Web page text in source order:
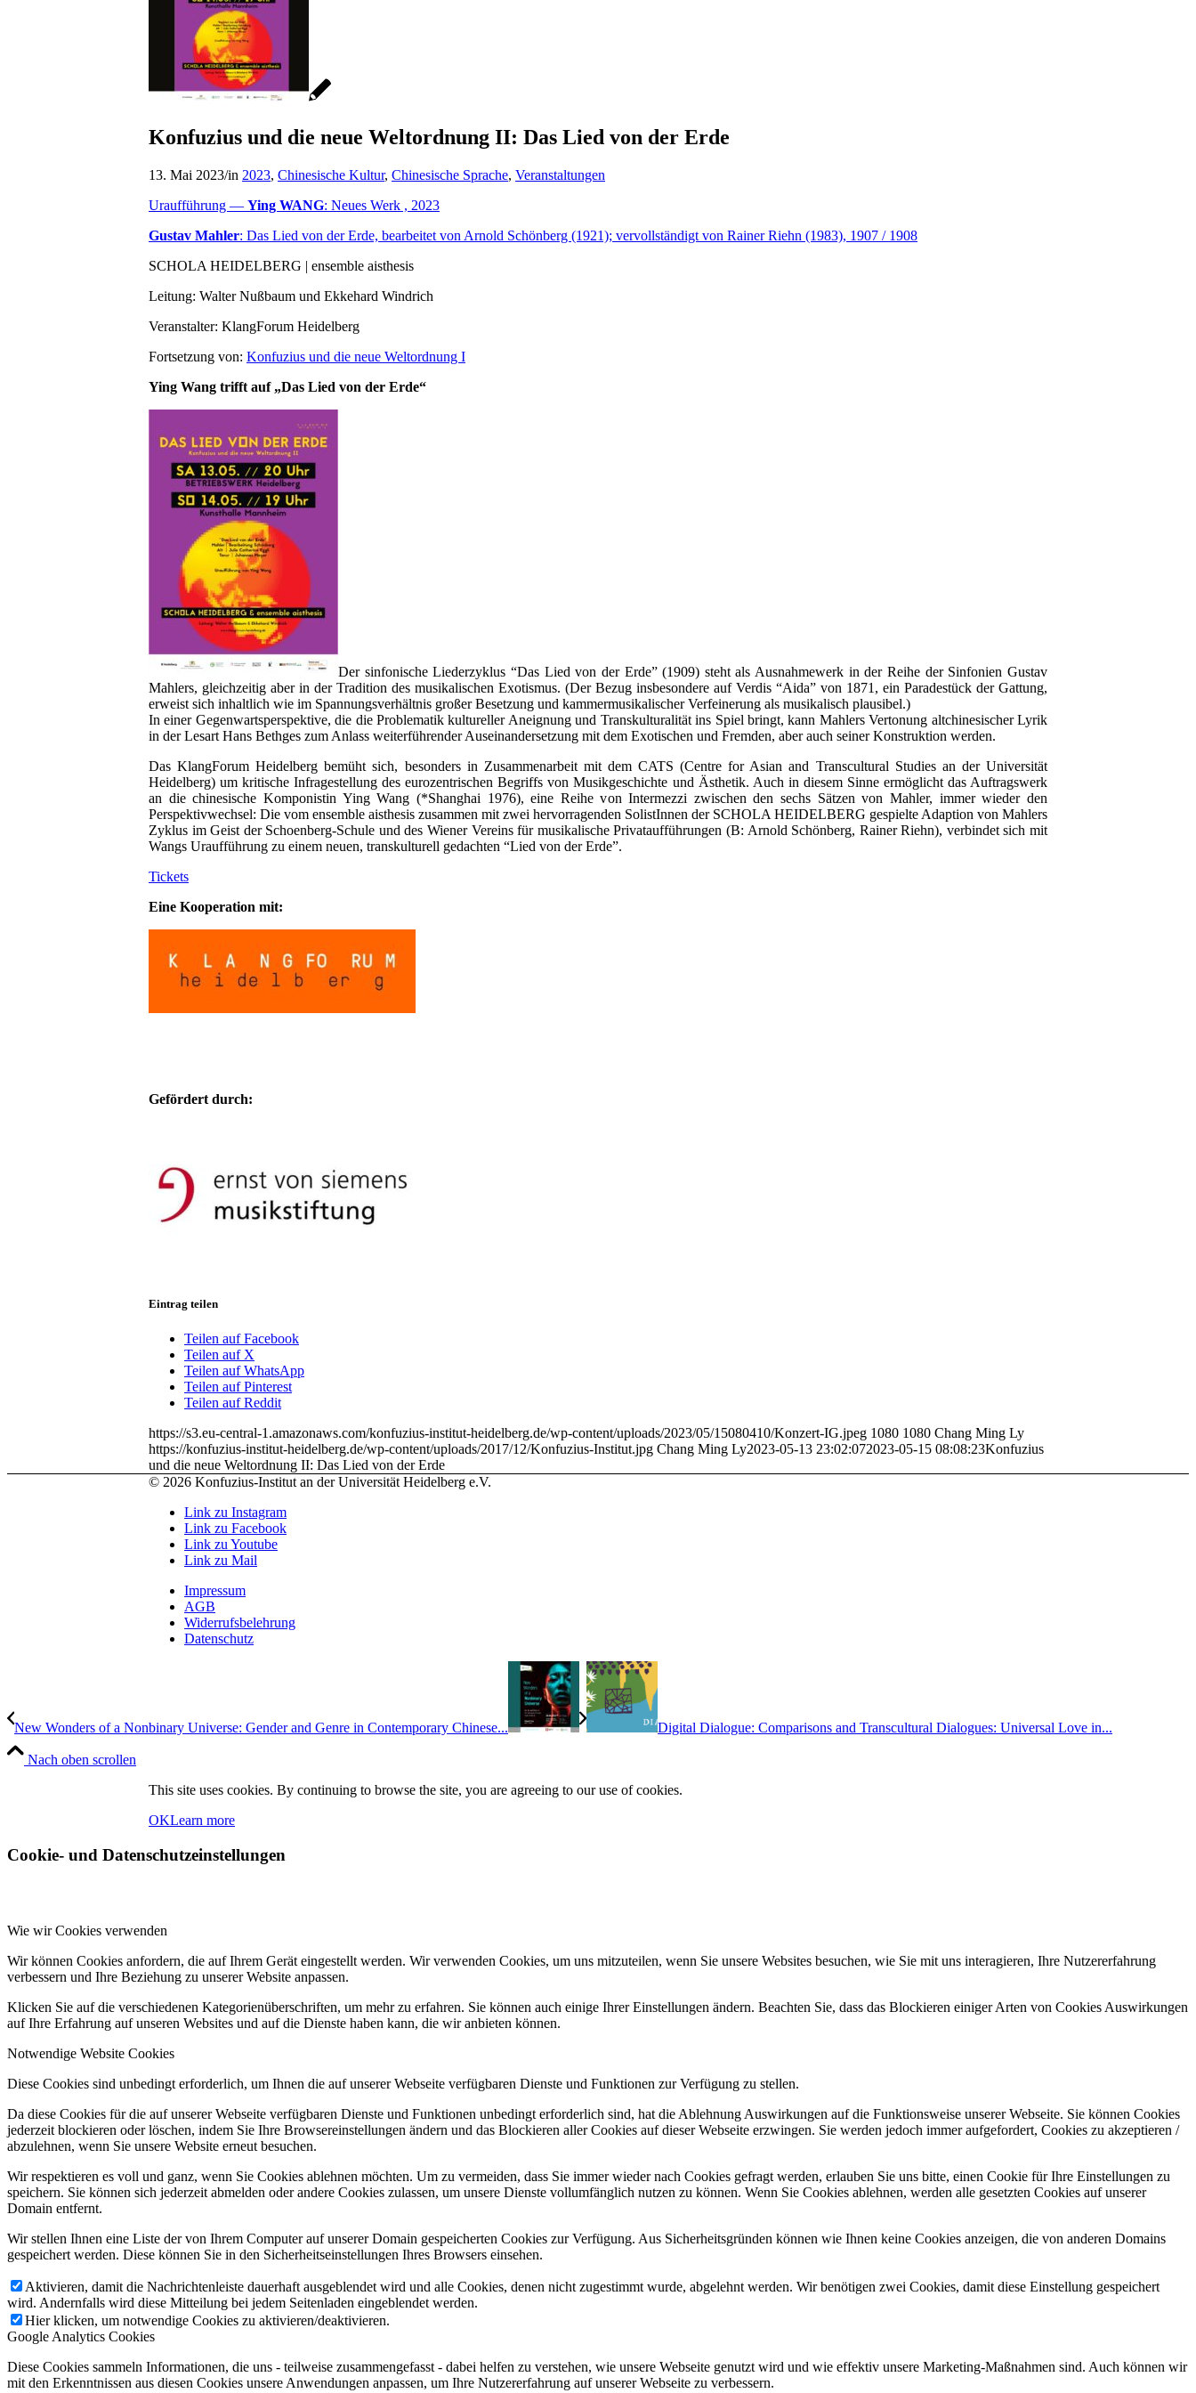
Konfuzius und die neue Weltordnung II: Das Lied von der Erde
13. Mai 2023/in 2023, Chinesische Kultur, Chinesische Sprache, Veranstaltungen
Uraufführung — Ying WANG: Neues Werk , 2023
Gustav Mahler: Das Lied von der Erde, bearbeitet von Arnold Schönberg (1921); vervollständigt von Rainer Riehn (1983), 1907 / 1908
SCHOLA HEIDELBERG | ensemble aisthesis
Leitung: Walter Nußbaum und Ekkehard Windrich
Veranstalter: KlangForum Heidelberg
Fortsetzung von: Konfuzius und die neue Weltordnung I
Ying Wang trifft auf „Das Lied von der Erde“
Der sinfonische Liederzyklus “Das Lied von der Erde” (1909) steht als Ausnahmewerk in der Reihe der Sinfonien Gustav
Mahlers, gleichzeitig aber in der Tradition des musikalischen Exotismus. (Der Bezug insbesondere auf Verdis “Aida” von 1871, ein Paradestück der Gattung,
erweist sich inhaltlich wie im Spannungsverhältnis großer Besetzung und kammermusikalischer Verfeinerung als musikalisch plausibel.)
In einer Gegenwartsperspektive, die die Problematik kultureller Aneignung und Transkulturalität ins Spiel bringt, kann Mahlers Vertonung altchinesischer Lyrik
in der Lesart Hans Bethges zum Anlass weiterführender Auseinandersetzung mit dem Exotischen und Fremden, aber auch seiner Konstruktion werden.
Das KlangForum Heidelberg bemüht sich, besonders in Zusammenarbeit mit dem CATS (Centre for Asian and Transcultural Studies an der Universität
Heidelberg) um kritische Infragestellung des eurozentrischen Begriffs von Musikgeschichte und Ästhetik. Auch in diesem Sinne ermöglicht das Auftragswerk
an die chinesische Komponistin Ying Wang (*Shanghai 1976), eine Reihe von Intermezzi zwischen den sechs Sätzen von Mahler, immer wieder den
Perspektivwechsel: Die vom ensemble aisthesis zusammen mit zwei hervorragenden SolistInnen der SCHOLA HEIDELBERG gespielte Adaption von Mahlers
Zyklus im Geist der Schoenberg-Schule und des Wiener Vereins für musikalische Privataufführungen (B: Arnold Schönberg, Rainer Riehn), verbindet sich mit
Wangs Uraufführung zu einem neuen, transkulturell gedachten “Lied von der Erde”.
Tickets
Eine Kooperation mit:
Gefördert durch:
Eintrag teilen
Teilen auf Facebook
Teilen auf X
Teilen auf WhatsApp
Teilen auf Pinterest
Teilen auf Reddit
https://s3.eu-central-1.amazonaws.com/konfuzius-institut-heidelberg.de/wp-content/uploads/2023/05/15080410/Konzert-IG.jpeg 1080 1080 Chang Ming Ly
https://konfuzius-institut-heidelberg.de/wp-content/uploads/2017/12/Konfuzius-Institut.jpg Chang Ming Ly2023-05-13 23:02:072023-05-15 08:08:23Konfuzius
und die neue Weltordnung II: Das Lied von der Erde
© 2026 Konfuzius-Institut an der Universität Heidelberg e.V.
Link zu Instagram
Link zu Facebook
Link zu Youtube
Link zu Mail
Impressum
AGB
Widerrufsbelehrung
Datenschutz
New Wonders of a Nonbinary Universe: Gender and Genre in Contemporary Chinese... Digital Dialogue: Comparisons and Transcultural Dialogues: Universal Love in...
Nach oben scrollen
This site uses cookies. By continuing to browse the site, you are agreeing to our use of cookies.
OKLearn more
Cookie- und Datenschutzeinstellungen
Wie wir Cookies verwenden
Wir können Cookies anfordern, die auf Ihrem Gerät eingestellt werden. Wir verwenden Cookies, um uns mitzuteilen, wenn Sie unsere Websites besuchen, wie Sie mit uns interagieren, Ihre Nutzererfahrung
verbessern und Ihre Beziehung zu unserer Website anpassen.
Klicken Sie auf die verschiedenen Kategorienüberschriften, um mehr zu erfahren. Sie können auch einige Ihrer Einstellungen ändern. Beachten Sie, dass das Blockieren einiger Arten von Cookies Auswirkungen
auf Ihre Erfahrung auf unseren Websites und auf die Dienste haben kann, die wir anbieten können.
Notwendige Website Cookies
Diese Cookies sind unbedingt erforderlich, um Ihnen die auf unserer Webseite verfügbaren Dienste und Funktionen zur Verfügung zu stellen.
Da diese Cookies für die auf unserer Webseite verfügbaren Dienste und Funktionen unbedingt erforderlich sind, hat die Ablehnung Auswirkungen auf die Funktionsweise unserer Webseite. Sie können Cookies
jederzeit blockieren oder löschen, indem Sie Ihre Browsereinstellungen ändern und das Blockieren aller Cookies auf dieser Webseite erzwingen. Sie werden jedoch immer aufgefordert, Cookies zu akzeptieren /
abzulehnen, wenn Sie unsere Website erneut besuchen.
Wir respektieren es voll und ganz, wenn Sie Cookies ablehnen möchten. Um zu vermeiden, dass Sie immer wieder nach Cookies gefragt werden, erlauben Sie uns bitte, einen Cookie für Ihre Einstellungen zu
speichern. Sie können sich jederzeit abmelden oder andere Cookies zulassen, um unsere Dienste vollumfänglich nutzen zu können. Wenn Sie Cookies ablehnen, werden alle gesetzten Cookies auf unserer
Domain entfernt.
Wir stellen Ihnen eine Liste der von Ihrem Computer auf unserer Domain gespeicherten Cookies zur Verfügung. Aus Sicherheitsgründen können wie Ihnen keine Cookies anzeigen, die von anderen Domains
gespeichert werden. Diese können Sie in den Sicherheitseinstellungen Ihres Browsers einsehen.
Aktivieren, damit die Nachrichtenleiste dauerhaft ausgeblendet wird und alle Cookies, denen nicht zugestimmt wurde, abgelehnt werden. Wir benötigen zwei Cookies, damit diese Einstellung gespeichert
wird. Andernfalls wird diese Mitteilung bei jedem Seitenladen eingeblendet werden.
Hier klicken, um notwendige Cookies zu aktivieren/deaktivieren.
Google Analytics Cookies
Diese Cookies sammeln Informationen, die uns - teilweise zusammengefasst - dabei helfen zu verstehen, wie unsere Webseite genutzt wird und wie effektiv unsere Marketing-Maßnahmen sind. Auch können wir
mit den Erkenntnissen aus diesen Cookies unsere Anwendungen anpassen, um Ihre Nutzererfahrung auf unserer Webseite zu verbessern.